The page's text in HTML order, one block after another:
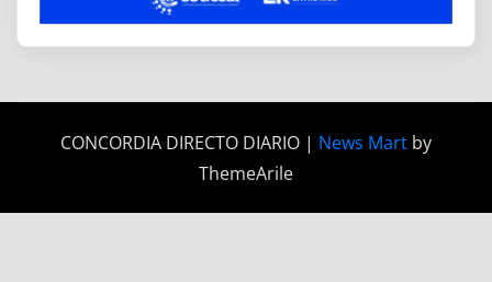
CONCORDIA DIRECTO DIARIO | News Mart by
ThemeArile